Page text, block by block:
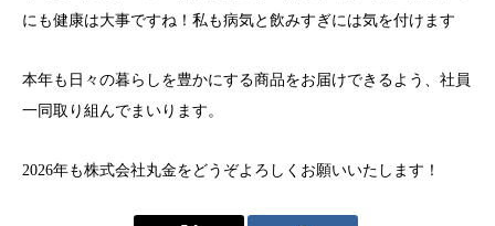
にも健康は大事ですね！私も病気と飲みすぎには気を付けます
本年も日々の暮らしを豊かにする商品をお届けできるよう、社員
一同取り組んでまいります。
2026年も株式会社丸金をどうぞよろしくお願いいたします！